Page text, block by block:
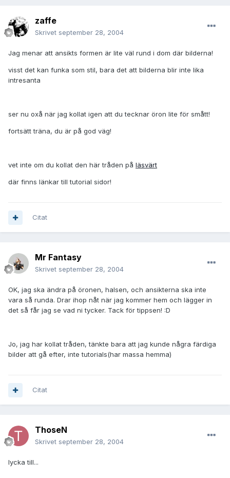
zaffe
Skrivet september 28, 2004
Jag menar att ansikts formen är lite väl rund i dom där bilderna!
visst det kan funka som stil, bara det att bilderna blir inte lika
intresanta
ser nu oxå när jag kollat igen att du tecknar öron lite för smått!
fortsätt träna, du är på god väg!
vet inte om du kollat den här tråden på läsvärt
där finns länkar till tutorial sidor!
Citat
Mr Fantasy
Skrivet september 28, 2004
OK, jag ska ändra på öronen, halsen, och ansikterna ska inte
vara så runda. Drar ihop nåt när jag kommer hem och lägger in
det så får jag se vad ni tycker. Tack för tippsen! :D
Jo, jag har kollat tråden, tänkte bara att jag kunde några färdiga
bilder att gå efter, inte tutorials(har massa hemma)
Citat
ThoseN
Skrivet september 28, 2004
lycka till...